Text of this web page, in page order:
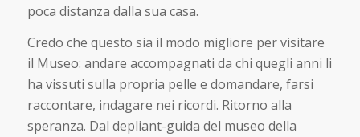
poca distanza dalla sua casa.
Credo che questo sia il modo migliore per visitare
il Museo: andare accompagnati da chi quegli anni li
ha vissuti sulla propria pelle e domandare, farsi
raccontare, indagare nei ricordi. Ritorno alla
speranza. Dal depliant-guida del museo della